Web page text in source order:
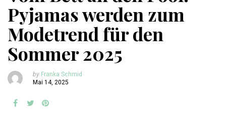
Pyjamas werden zum
Modetrend für den
Sommer 2025
by Franka Schmid
Mai 14, 2025